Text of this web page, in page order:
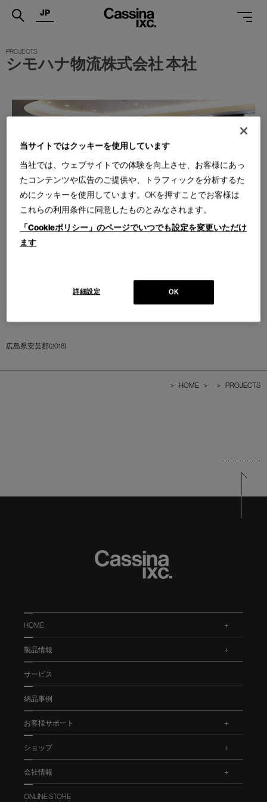
.
PRODUCTS
PROJECTS
MAGAZINE
SUPPORT
SHOPS
CATALOGUES
PROFESSIONAL
JP
シモハナ物流株式会社 本社
広島県安芸郡(2018)
> HOME > > PROJECTS
HOME
製品情報
サービス
納品事例
お客様サポート
ショップ
会社情報
ONLINE STORE
当サイトではクッキーを使用しています
当社では、ウェブサイトでの体験を向上させ、お客様にあっ
たコンテンツや広告のご提供や、トラフィックを分析するた
めにクッキーを使用しています。OKを押すことでお客様は
これらの利用条件に同意したものとみなされます。
「Cookieポリシー」のページでいつでも設定を変更いただけ
ます
OK
詳細設定